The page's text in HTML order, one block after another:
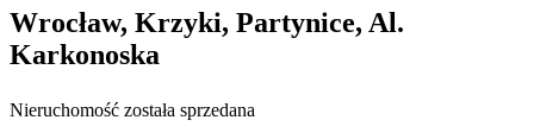
Wrocław, Krzyki, Partynice, Al.
Karkonoska
Nieruchomość została sprzedana